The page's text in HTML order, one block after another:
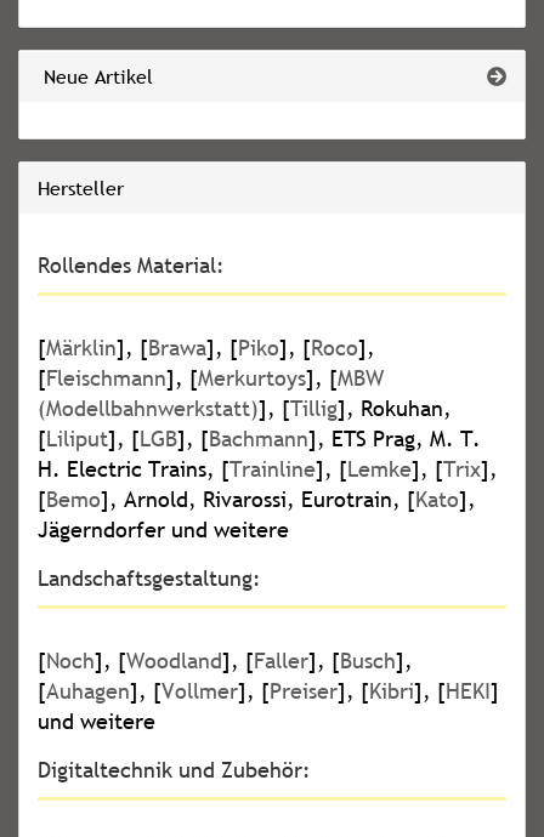
Neue Artikel
Hersteller
Rollendes Material:
[Märklin], [Brawa], [Piko], [Roco],
[Fleischmann], [Merkurtoys], [MBW
(Modellbahnwerkstatt)], [Tillig], Rokuhan,
[Liliput], [LGB], [Bachmann], ETS Prag, M. T.
H. Electric Trains, [Trainline], [Lemke], [Trix],
[Bemo], Arnold, Rivarossi, Eurotrain, [Kato],
Jägerndorfer und weitere
Landschaftsgestaltung:
[Noch], [Woodland], [Faller], [Busch],
[Auhagen], [Vollmer], [Preiser], [Kibri], [HEKI]
und weitere
Digitaltechnik und Zubehör: